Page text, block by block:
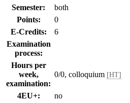
Semester:
both
Points:
0
E-Credits:
6
Examination
process:
Hours per
week,
examination:
0/0, colloquium [HT]
4EU+:
no